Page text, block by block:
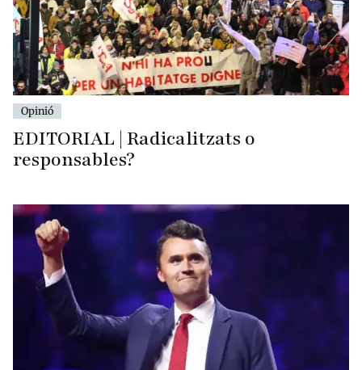
Opinió
EDITORIAL | Radicalitzats o
responsables?